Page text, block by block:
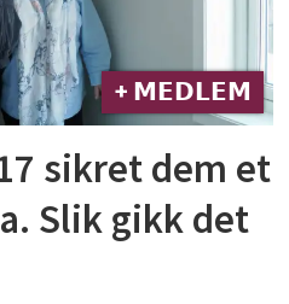
+ 𝗠𝗘𝗗𝗟𝗘𝗠
sikret dem et
Slik gikk det